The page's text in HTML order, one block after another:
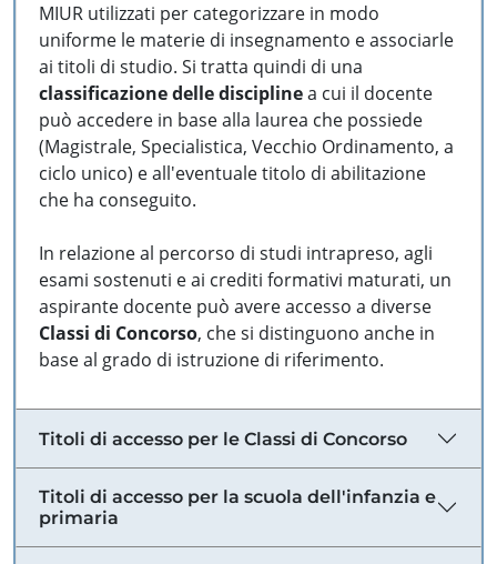
MIUR utilizzati per categorizzare in modo
uniforme le materie di insegnamento e associarle
ai titoli di studio. Si tratta quindi di una
classificazione delle disciplinea cui il docente
può accedere in base alla laurea che possiede
(Magistrale, Specialistica, Vecchio Ordinamento, a
ciclo unico) e all'eventuale titolo di abilitazione
che ha conseguito.
In relazione al percorso di studi intrapreso, agli
esami sostenuti e ai crediti formativi maturati, un
aspirante docente può avere accesso a diverse
Classi di Concorso, che si distinguono anche in
base al grado di istruzione di riferimento.
Titoli di accesso per le Classi di Concorso
Titoli di accesso per la scuola dell'infanzia e
primaria